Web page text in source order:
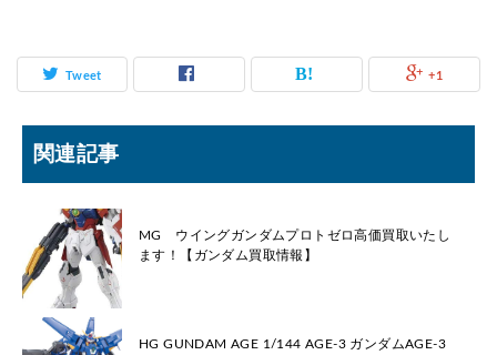
Tweet +1
関連記事
MG ウイングガンダムプロトゼロ高価買取いたし
ます！【ガンダム買取情報】
HG GUNDAM AGE 1/144 AGE-3 ガンダムAGE-3